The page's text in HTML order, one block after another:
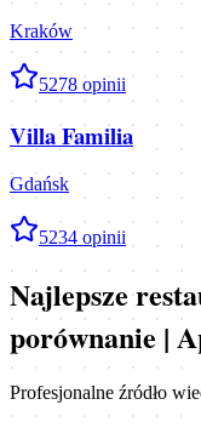
Kraków
5278 opinii
Villa Familia
Gdańsk
5234 opinii
Najlepsze
porównanie |
Profesjonalne źródło